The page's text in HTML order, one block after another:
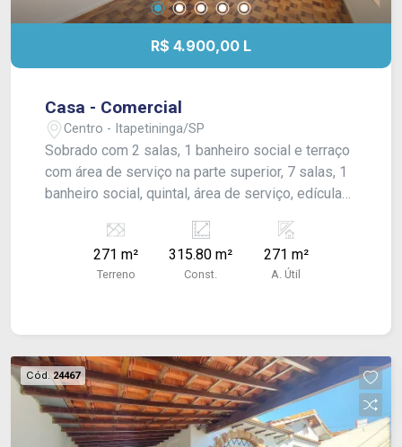
R$ 4.900,00 L
Casa - Comercial
Centro - Itapetininga/SP
Sobrado com 2 salas, 1 banheiro social e terraço
com área de serviço na parte superior, 7 salas, 1
banheiro social, quintal, área de serviço, edícula
laje, forro pvc, piso frio, taco e azulejo. Aluga
também para Residencial.
271 m²
Terreno
315.80 m²
Const.
271 m²
A. Útil
Cód.24467